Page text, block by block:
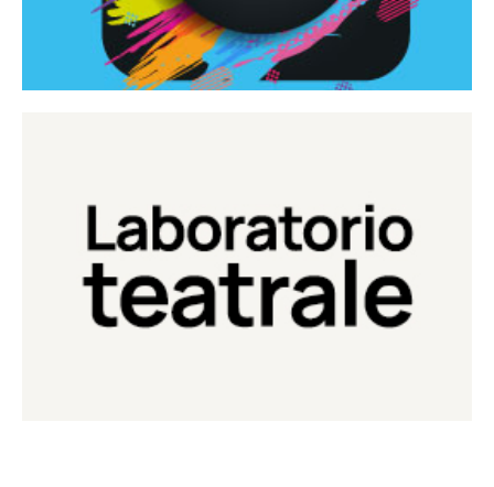
Laboratorio Teatrale
Laboratorio di teatro del Teatro Eduardo de Filippo
Continua